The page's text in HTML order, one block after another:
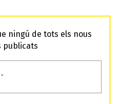
ningú de tots els nous
publicats